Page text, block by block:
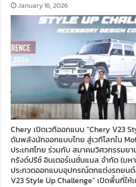
January 16, 2026
Chery เปิดเวทีออกแบบ “Chery V23
ดันพลังนักออกแบบไทย สู่เวทีโลกใน
ประเทศไทย ร่วมกับ สมาคมวิศวกรรมย
กรังด์ปรีซ์ อินเตอร์เนชั่นแนล จำกัด (มห
ประกวดออกแบบอุปกรณ์ตกแต่งรถยนต์
V23 Style Up Challenge” เปิดพื้นที่ให้